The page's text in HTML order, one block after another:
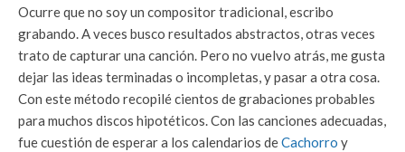
Ocurre que no soy un compositor tradicional, escribo
grabando. A veces busco resultados abstractos, otras veces
trato de capturar una canción. Pero no vuelvo atrás, me gusta
dejar las ideas terminadas o incompletas, y pasar a otra cosa.
Con este método recopilé cientos de grabaciones probables
para muchos discos hipotéticos. Con las canciones adecuadas,
fue cuestión de esperar a los calendarios deCachorro y